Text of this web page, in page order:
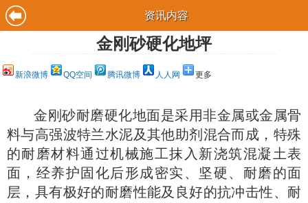
资讯内容
金刚砂硬化地坪
新浪微博 QQ空间 腾讯微博 人人网 更多
金刚砂耐磨硬化地面是采用非金属或金属骨
料与高强波特兰水泥及其他助剂混合而成，特殊
的耐磨材料通过机械施工抹入新浇筑混凝土表
面，经养护固化后形成密实、坚硬、耐磨的面
层，具有极好的耐磨性能及良好的抗冲击性、耐